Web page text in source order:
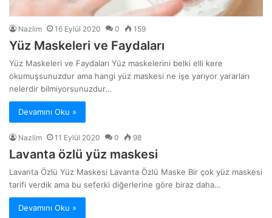
Nazlim 16 Eylül 2020 0 159
Yüz Maskeleri ve Faydaları
Yüz Maskeleri ve Faydaları Yüz maskelerini belki elli kere
okumuşsunuzdur ama hangi yüz maskesi ne işe yarıyor yararları
nelerdir bilmiyorsunuzdur…
Devamını Oku »
Nazlim 11 Eylül 2020 0 98
Lavanta özlü yüz maskesi
Lavanta Özlü Yüz Maskesi Lavanta Özlü Maske Bir çok yüz maskesi
tarifi verdik ama bu seferki diğerlerine göre biraz daha…
Devamını Oku »